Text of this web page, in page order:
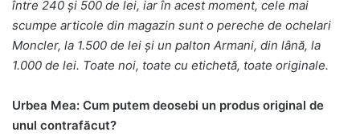
între 240 și 500 de lei, iar în acest moment, cele mai
scumpe articole din magazin sunt o pereche de ochelari
Moncler, la 1.500 de lei și un palton Armani, din lână, la
1.000 de lei. Toate noi, toate cu etichetă, toate originale.
Urbea Mea: Cum putem deosebi un produs original de
unul contrafăcut?